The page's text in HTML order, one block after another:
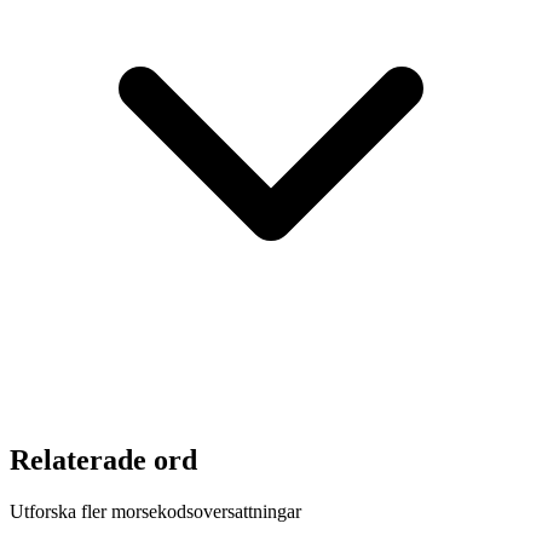
Relaterade ord
Utforska fler morsekodsoversattningar